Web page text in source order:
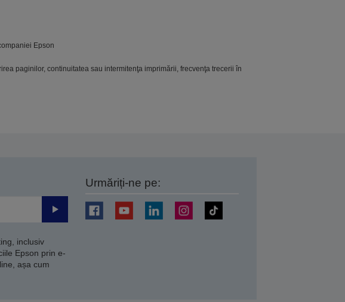
Epson
paginilor, continuitatea sau intermitenţa imprimării, frecvenţa trecerii în
Trimiteți
inclusiv
Epson prin e-
așa cum
Urmăriți-ne pe: